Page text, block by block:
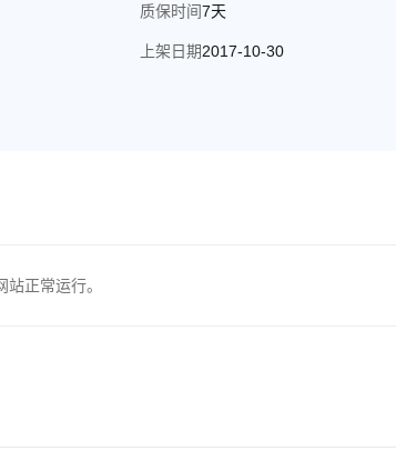
质保时间7天
上架日期2017-10-30
正常运行。